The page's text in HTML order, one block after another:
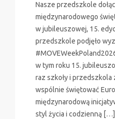
Nasze przedszkole
międzynarodowego
w jubileuszowej, 15.
przedszkole podjęło
w tym roku 15.
raz szkoły i przedszkola
wspólnie świętować
międzynarodową
styl życia i codzienną […]